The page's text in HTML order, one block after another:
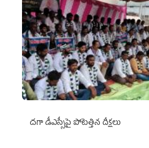
దగా డీఎస్సీపై పోటెత్తిన దీక్షలు